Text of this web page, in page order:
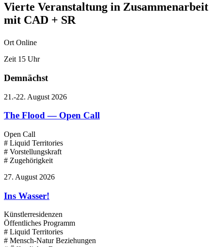
Vierte Veranstaltung in Zusammenarbeit
mit CAD + SR
Ort Online
Zeit 15 Uhr
Demnächst
21.-22. August 2026
The Flood — Open Call
Open Call
# Liquid Territories
# Vorstellungskraft
# Zugehörigkeit
27. August 2026
Ins Wasser!
Künstlerresidenzen
Öffentliches Programm
# Liquid Territories
# Mensch-Natur Beziehungen